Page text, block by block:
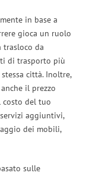
in base a
gioca un ruolo
trasloco da
di trasporto più
città. Inoltre,
il prezzo
del tuo
aggiuntivi,
dei mobili,
sulle